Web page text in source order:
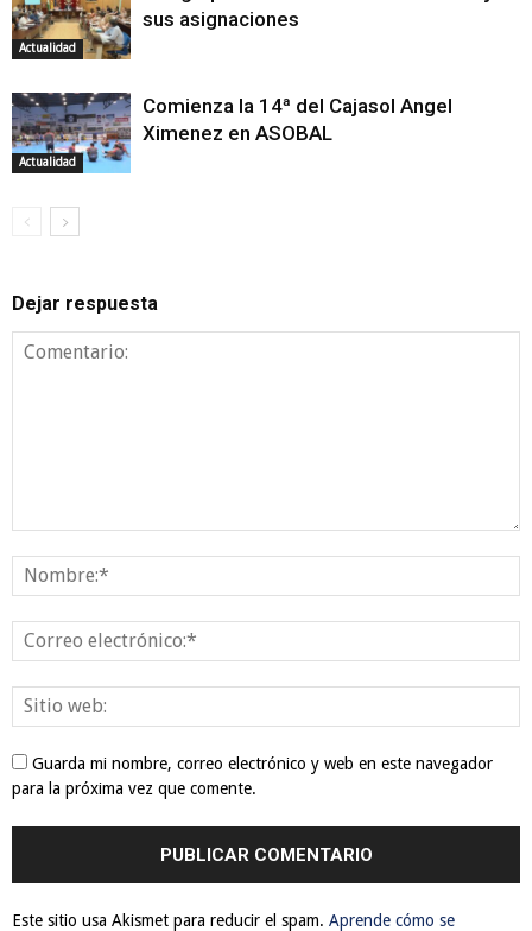
Actualidad
sus asignaciones
Actualidad
Comienza la 14ª del Cajasol Angel
Ximenez en ASOBAL
Dejar respuesta
Guarda mi nombre, correo electrónico y web en este navegador
para la próxima vez que comente.
Este sitio usa Akismet para reducir el spam. Aprende cómo se